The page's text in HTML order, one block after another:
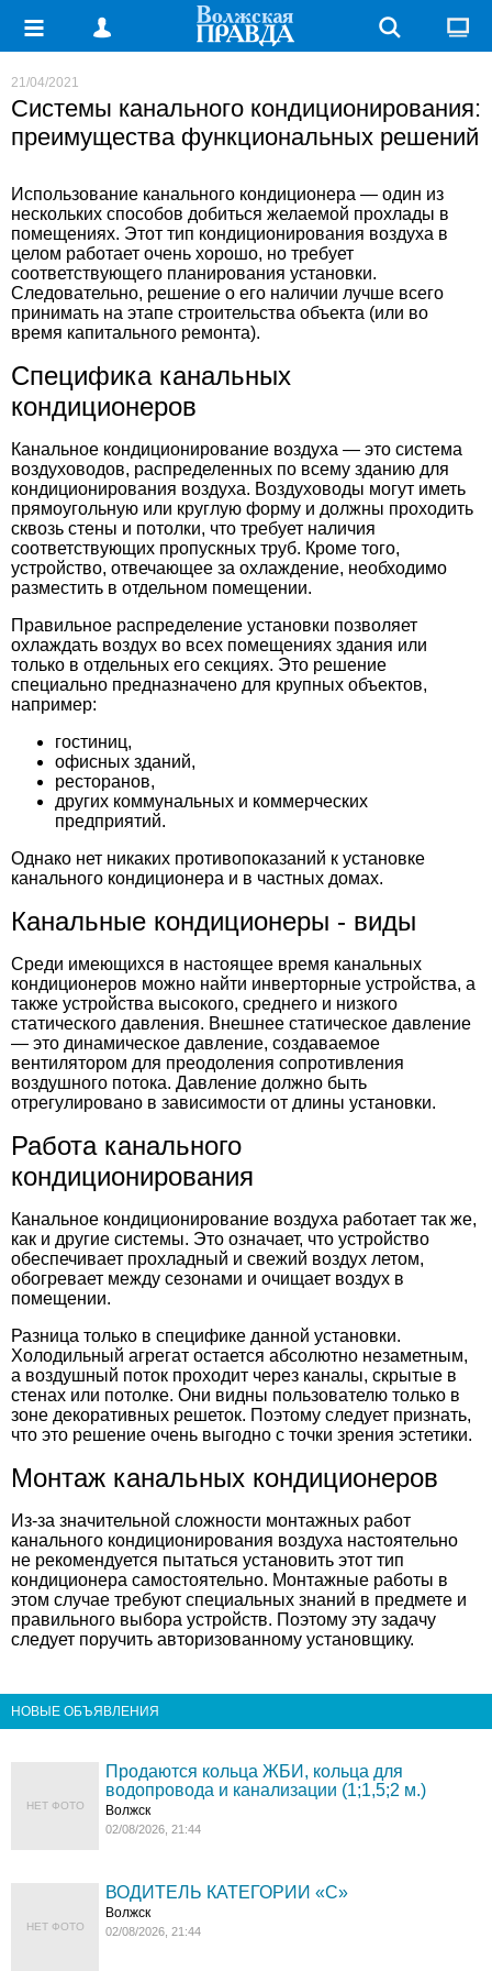
21/04/2021
Системы канального кондиционирования:
преимущества функциональных решений
Использование канального кондиционера — один из
нескольких способов добиться желаемой прохлады в
помещениях. Этот тип кондиционирования воздуха в
целом работает очень хорошо, но требует
соответствующего планирования установки.
Следовательно, решение о его наличии лучше всего
принимать на этапе строительства объекта (или во
время капитального ремонта).
Специфика канальных
кондиционеров
Канальное кондиционирование воздуха — это система
воздуховодов, распределенных по всему зданию для
кондиционирования воздуха. Воздуховоды могут иметь
прямоугольную или круглую форму и должны проходить
сквозь стены и потолки, что требует наличия
соответствующих пропускных труб. Кроме того,
устройство, отвечающее за охлаждение, необходимо
разместить в отдельном помещении.
Правильное распределение установки позволяет
охлаждать воздух во всех помещениях здания или
только в отдельных его секциях. Это решение
специально предназначено для крупных объектов,
например:
гостиниц,
офисных зданий,
ресторанов,
других коммунальных и коммерческих
предприятий.
Однако нет никаких противопоказаний к установке
канального кондиционера и в частных домах.
Канальные кондиционеры - виды
Среди имеющихся в настоящее время канальных
кондиционеров можно найти инверторные устройства, а
также устройства высокого, среднего и низкого
статического давления. Внешнее статическое давление
— это динамическое давление, создаваемое
вентилятором для преодоления сопротивления
воздушного потока. Давление должно быть
отрегулировано в зависимости от длины установки.
Работа канального
кондиционирования
Канальное кондиционирование воздуха работает так же,
как и другие системы. Это означает, что устройство
обеспечивает прохладный и свежий воздух летом,
обогревает между сезонами и очищает воздух в
помещении.
Разница только в специфике данной установки.
Холодильный агрегат остается абсолютно незаметным,
а воздушный поток проходит через каналы, скрытые в
стенах или потолке. Они видны пользователю только в
зоне декоративных решеток. Поэтому следует признать,
что это решение очень выгодно с точки зрения эстетики.
Монтаж канальных кондиционеров
Из-за значительной сложности монтажных работ
канального кондиционирования воздуха настоятельно
не рекомендуется пытаться установить этот тип
кондиционера самостоятельно. Монтажные работы в
этом случае требуют специальных знаний в предмете и
правильного выбора устройств. Поэтому эту задачу
следует поручить авторизованному установщику.
НОВЫЕ ОБЪЯВЛЕНИЯ
НЕТ ФОТО
Продаются кольца ЖБИ, кольца для
водопровода и канализации (1;1,5;2 м.)
Волжск
02/08/2026, 21:44
НЕТ ФОТО
ВОДИТЕЛЬ КАТЕГОРИИ «C»
Волжск
02/08/2026, 21:44